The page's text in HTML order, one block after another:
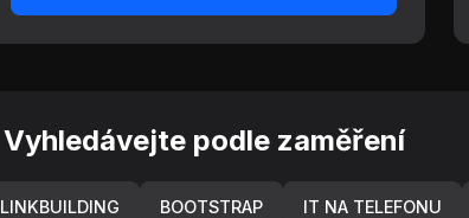
Vyhledávejte podle zaměření
LINKBUILDING BOOTSTRAP IT NA TELEFONU